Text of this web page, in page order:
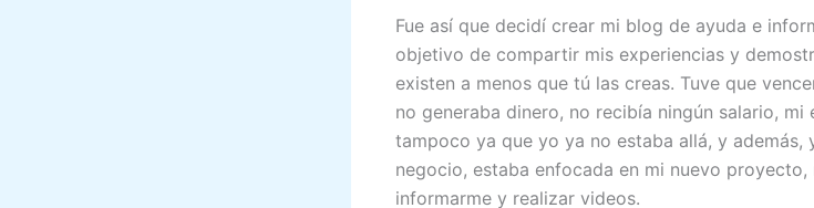
Fue así que decidí crear mi blog de ayuda e
objetivo de compartir mis experiencias y
existen a menos que tú las creas. Tuve que
no generaba dinero, no recibía ningún salario, mi
tampoco ya que yo ya no estaba allá, y
negocio, estaba enfocada en mi nuevo
informarme y realizar videos.